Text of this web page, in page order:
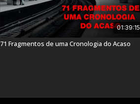
01:39:15
71 Fragmentos de uma Cronologia do Acaso